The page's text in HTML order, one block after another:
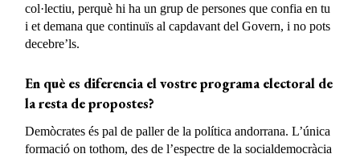
col·lectiu, perquè hi ha un grup de persones que confia en tu
i et demana que continuïs al capdavant del Govern, i no pots
decebre’ls.
En què es diferencia el vostre programa electoral de
la resta de propostes?
Demòcrates és pal de paller de la política andorrana. L’única
formació on tothom, des de l’espectre de la socialdemocràcia